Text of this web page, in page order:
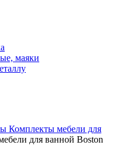
маяки
Комплекты мебели для
для ванной Boston